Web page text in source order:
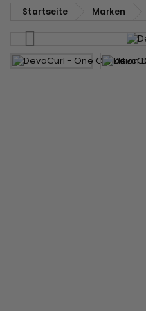
Startseite Marken